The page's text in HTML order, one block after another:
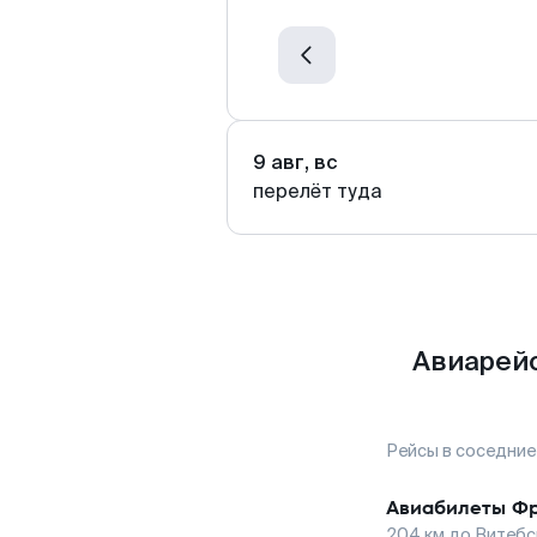
9 авг, вс
перелёт туда
Рейсы в
Авиабилеты